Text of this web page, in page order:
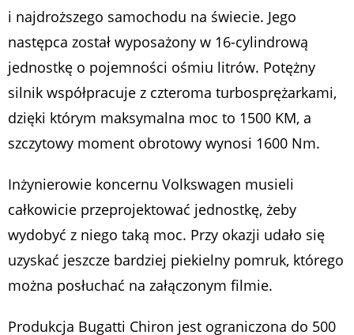
i najdroższego samochodu na świecie. Jego
następca został wyposażony w 16-cylindrową
jednostkę o pojemności ośmiu litrów. Potężny
silnik współpracuje z czteroma turbosprężarkami,
dzięki którym maksymalna moc to 1500 KM, a
szczytowy moment obrotowy wynosi 1600 Nm.
Inżynierowie koncernu Volkswagen musieli
całkowicie przeprojektować jednostkę, żeby
wydobyć z niego taką moc. Przy okazji udało się
uzyskać jeszcze bardziej piekielny pomruk, którego
można posłuchać na załączonym filmie.
Produkcja Bugatti Chiron jest ograniczona do 500